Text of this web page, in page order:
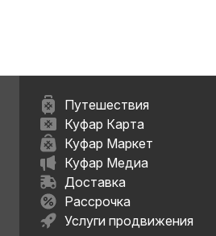
Путешествия
Куфар Карта
Куфар Маркет
Куфар Медиа
Доставка
Рассрочка
Услуги продвижения